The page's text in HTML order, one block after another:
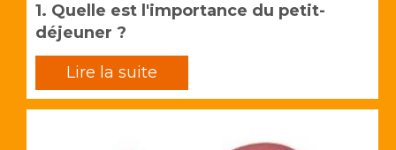
1. Quelle est l'importance du petit-
déjeuner ?
Lire la suite